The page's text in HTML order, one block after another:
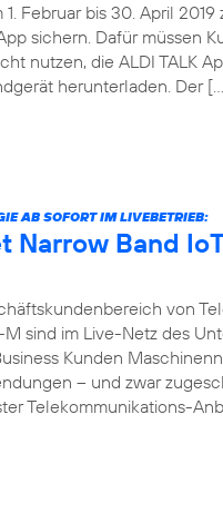
Februar bis 30. April 2019
sichern. Dafür müssen
nutzen, die ALDI TALK
herunterladen. Der
AB SOFORT IM LIVEBETRIEB:
Band
von
sind im Live-Netz des
Kunden
– und zwar
Telekommunikations-